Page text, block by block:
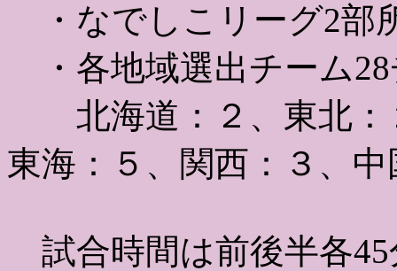
・なでしこリーグ2部
・各地域選出チーム
北海道：２、東北：
東海：５、関西：３、
試合時間は前後半各